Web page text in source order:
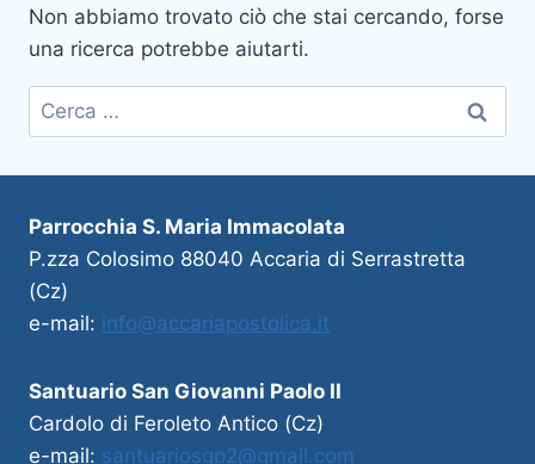
Non abbiamo trovato ciò che stai cercando, forse
una ricerca potrebbe aiutarti.
Parrocchia S. Maria Immacolata
P.zza Colosimo 88040 Accaria di Serrastretta
(Cz)
e-mail: info@accariapostolica.it
Santuario San Giovanni Paolo II
Cardolo di Feroleto Antico (Cz)
e-mail: santuariosgp2@gmail.com